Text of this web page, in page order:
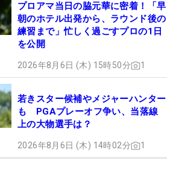
プロアマ当日の脇元華に密着！「早
朝のホテル出発から、ラウンド後の
練習まで」忙しく過ごすプロの1日
を公開
2026年8月6日 (木) 15時50分 1
若きスター候補やメジャーハンター
も PGAプレーオフ争い、当落線
上の大物選手は？
2026年8月6日 (木) 14時02分 1